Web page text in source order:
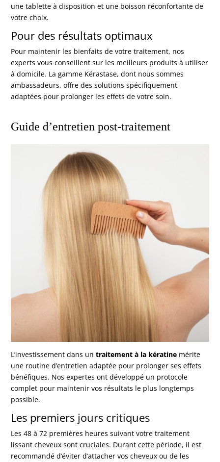
une tablette à disposition et une boisson réconfortante de
votre choix.
Pour des résultats optimaux
Pour maintenir les bienfaits de votre traitement, nos
experts vous conseillent sur les meilleurs produits à utiliser
à domicile. La gamme Kérastase, dont nous sommes
ambassadeurs, offre des solutions spécifiquement
adaptées pour prolonger les effets de votre soin.
Guide d’entretien post-traitement
L’investissement dans untraitement à la kératine mérite
une routine d’entretien adaptée pour prolonger ses effets
bénéfiques. Nos expertes ont développé un protocole
complet pour maintenir vos résultats le plus longtemps
possible.
Les premiers jours critiques
Les 48 à 72 premières heures suivant votre traitement
lissant cheveux sont cruciales. Durant cette période, il est
recommandé d’éviter d’attacher vos cheveux ou de les